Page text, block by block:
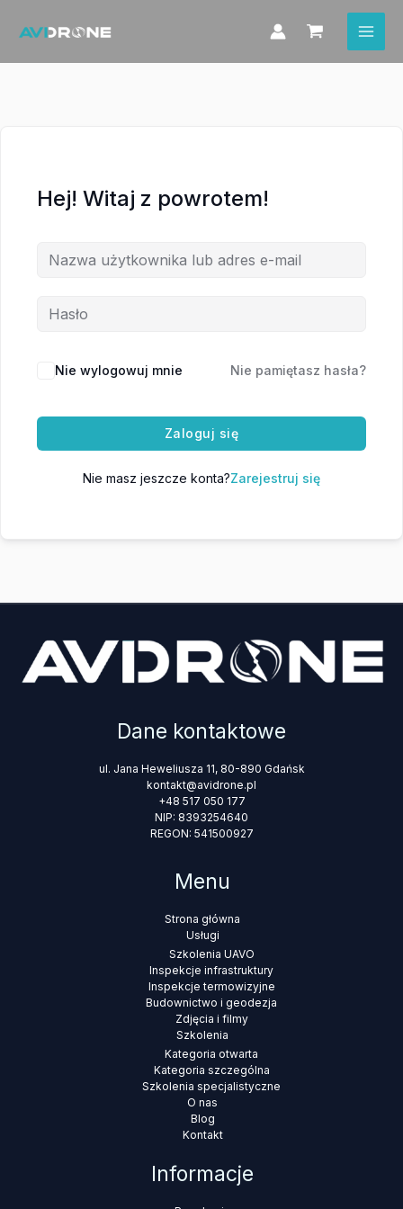
Hej! Witaj z powrotem!
Nie wylogowuj mnie Nie pamiętasz hasła?
Zaloguj się
Nie masz jeszcze konta?Zarejestruj się
Dane kontaktowe
ul. Jana Heweliusza 11, 80-890 Gdańsk
kontakt@avidrone.pl
+48 517 050 177
NIP: 8393254640
REGON: 541500927
Menu
Strona główna
Usługi
Szkolenia UAVO
Inspekcje infrastruktury
Inspekcje termowizyjne
Budownictwo i geodezja
Zdjęcia i filmy
Szkolenia
Kategoria otwarta
Kategoria szczególna
Szkolenia specjalistyczne
O nas
Blog
Kontakt
Informacje